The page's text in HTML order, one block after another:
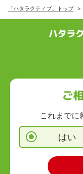
「ハタラクティブ」トップ
ハタラ
ご
これまでに
はい